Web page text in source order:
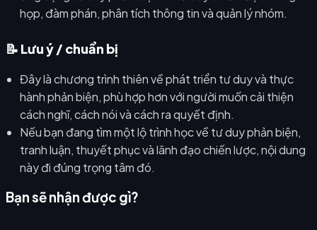
họp, đàm phán, phân tích thông tin và quản lý nhóm.
📝 Lưu ý / chuẩn bị
Đây là chương trình thiên về phát triển tư duy và thực
hành phản biện, phù hợp hơn với người muốn cải thiện
cách nghĩ, cách nói và cách ra quyết định.
Nếu bạn đang tìm một lộ trình học về tư duy phản biện,
tranh luận, thuyết phục và lãnh đạo chiến lược, nội dung
này đi đúng trọng tâm đó.
Bạn sẽ nhận được gì?